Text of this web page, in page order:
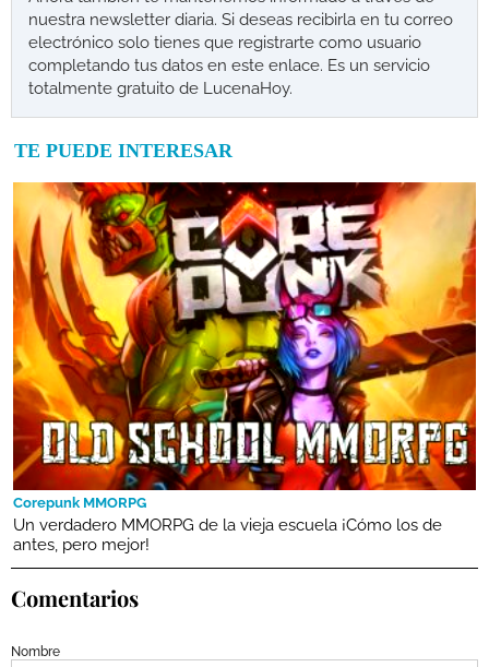
nuestra newsletter diaria. Si deseas recibirla en tu correo
electrónico solo tienes que registrarte como usuario
completando tus datos en este enlace. Es un servicio
totalmente gratuito de LucenaHoy.
TE PUEDE INTERESAR
Corepunk MMORPG
Un verdadero MMORPG de la vieja escuela ¡Cómo los de
antes, pero mejor!
Comentarios
Nombre